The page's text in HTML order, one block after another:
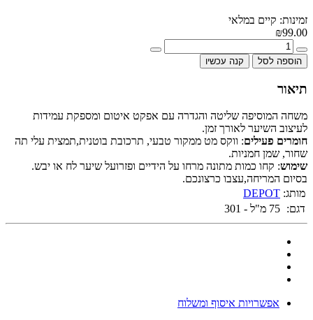
זמינות: קיים במלאי
₪99.00
הוספה לסל קנה עכשיו
תיאור
משחה המוסיפה שליטה והגדרה עם אפקט איטום ומספקת עמידות
לעיצוב השיער לאורך זמן.
חומרים פעילים: ווקס מט ממקור טבעי, תרכובת בוטנית,תמצית עלי תה
שחור, שמן חמניות.
שימוש: קחו כמות מתונה מרחו על הידיים ופזרועל שיער לח או יבש.
בסיום המריחה,עצבו כרצונכם.
מותג: DEPOT
דגם: 75 מ"ל - 301
אפשרויות איסוף ומשלוח